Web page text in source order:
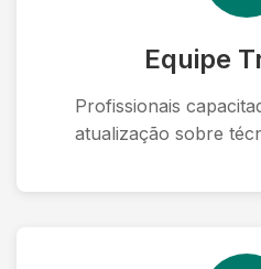
Equipe
Profissionais
atualização sobre